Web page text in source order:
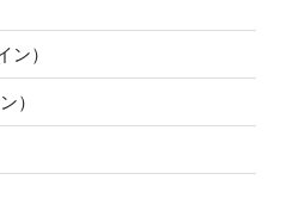
ン）
）